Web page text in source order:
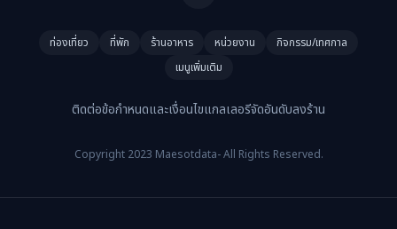
ท่องเที่ยว ที่พัก ร้านอาหาร หน่วยงาน
กิจกรรม/เทศกาล
เมนูเพิ่มเติม
ติดต่อข้อกำหนดและเงื่อนไขแกลเลอรีจัดอันดับลงร้าน
Copyright 2023 Maesotdata- All Rights Reserved.